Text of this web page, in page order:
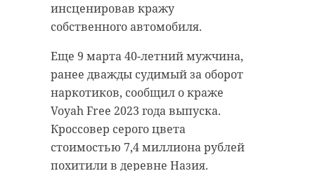
инсценировав кражу
собственного автомобиля.
Еще 9 марта 40-летний мужчина,
ранее дважды судимый за оборот
наркотиков, сообщил о краже
Voyah Free 2023 года выпуска.
Кроссовер серого цвета
стоимостью 7,4 миллиона рублей
похитили в деревне Назия.